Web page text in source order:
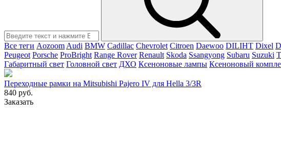
Все теги Aozoom Audi BMW Cadillac Chevrolet Citroen Daewoo DILIHT Dixel
Peugeot Porsche ProBright Range Rover Renault Skoda Ssangyong Subaru Suzuki
Габаритный свет Головной свет ДХО Ксеноновые лампы Ксеноновый
Переходные рамки на Mitsubishi Pajero IV для Hella 3/3R
840 руб.
Заказать